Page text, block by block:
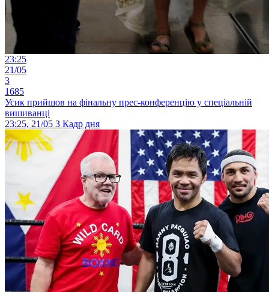
23:25
21/05
3
1685
Усик прийшов на фінальну прес-конференцію у спеціальній
вишиванці
23:25, 21/05 3 Кадр дня